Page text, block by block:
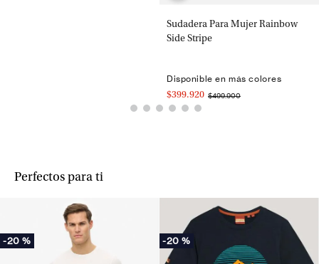
Sudadera Para Mujer Rainbow
Side Stripe
Disponible en más colores
$399.920 $499.900
Perfectos para ti
-20 % -20 %